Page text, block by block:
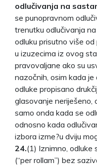
odlučivanja na
se punopravnom
trenutku odlučivanja
odluku prisutno više
u izuzecima iz ovog
pravovaljane ako su
nazočnih, osim kada
odluke propisano
glasovanje neriješeno,
samo onda kada se
odnosno kada
izbora izme?u dviju
24.(1) Iznimno, odluke
(“per rollam”) bez